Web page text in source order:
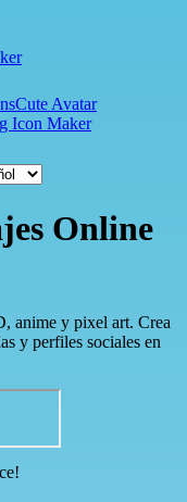
Cute Avatar
Icon Maker
Online
anime y pixel art. Crea
y perfiles sociales en